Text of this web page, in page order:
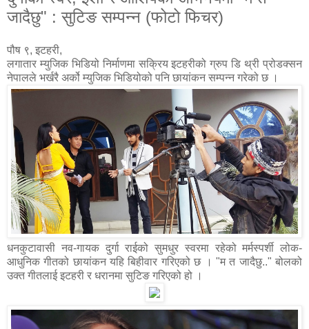
जादैछु" : सुटिङ सम्पन्न (फोटो फिचर)
पौष ९, इटहरी,
लगातार म्युजिक भिडियो निर्माणमा सक्रिय इटहरीको ग्रुप डि थ्री प्रोडक्सन
नेपालले भर्खरै अर्को म्युजिक भिडियोको पनि छायांकन सम्पन्न गरेको छ ।
धनकुटावासी नव-गायक दुर्गा राईको सुमधुर स्वरमा रहेको मर्मस्पर्शी लोक-
आधुनिक गीतको छायांकन यहि बिहीवार गरिएको छ । "म त जादैछु.." बोलको
उक्त गीतलाई इटहरी र धरानमा सुटिङ गरिएको हो ।